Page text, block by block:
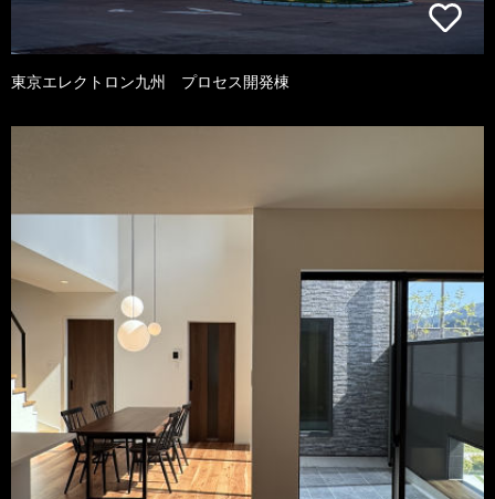
東京エレクトロン九州 プロセス開発棟